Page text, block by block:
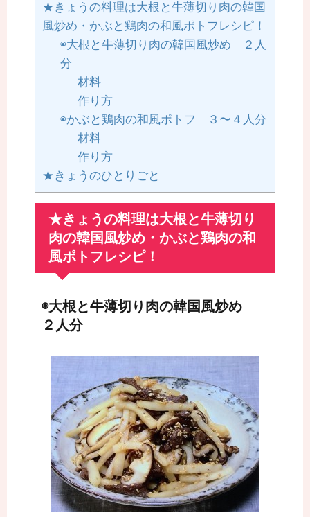
★きょうの料理は大根と牛薄切り肉の韓国
風炒め・かぶと鶏肉の和風ポトフレシピ！
◉大根と牛薄切り肉の韓国風炒め ２人
分
材料
作り方
◉かぶと鶏肉の和風ポトフ ３〜４人分
材料
作り方
★きょうのひとりごと
★きょうの料理は大根と牛薄切り
肉の韓国風炒め・かぶと鶏肉の和
風ポトフレシピ！
◉大根と牛薄切り肉の韓国風炒め
２人分